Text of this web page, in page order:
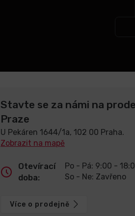
Stavte se za námi na
Praze
U Pekáren 1644/1a, 102 00 Praha.
Zobrazit na mapě
Otevírací
doba:
Po - Pá: 9:00 -
So - Ne: Zavřeno
Více o prodejně